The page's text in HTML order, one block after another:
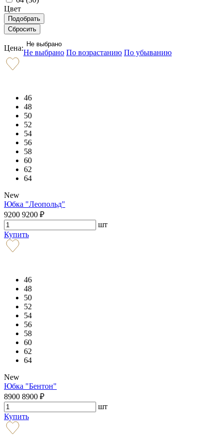
Цвет
Цена: Не выбрано
Не выбрано По возрастанию По убыванию
46
48
50
52
54
56
58
60
62
64
New
Юбка "Леопольд"
9200 9200 ₽
шт
Купить
46
48
50
52
54
56
58
60
62
64
New
Юбка "Бентон"
8900 8900 ₽
шт
Купить